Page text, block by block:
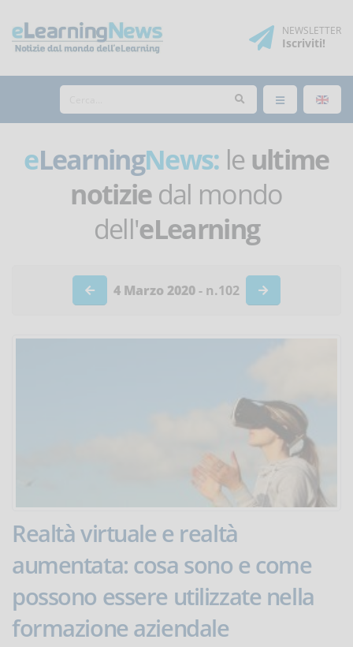
NEWSLETTER
Iscriviti!
eLearningNews: le ultime
notiziedal mondo
dell'eLearning
4 Marzo 2020 - n.102
Realtà virtuale e realtà
aumentata: cosa sono e come
possono essere utilizzate nella
formazione aziendale